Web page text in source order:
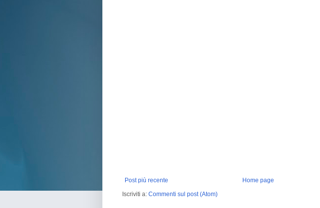
Post più recente
Home page
Iscriviti a: Commenti sul post (Atom)